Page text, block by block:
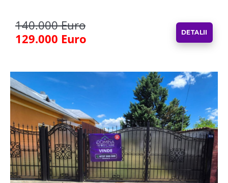
140.000 Euro
129.000 Euro
DETALII